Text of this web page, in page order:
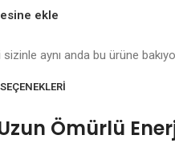
ekle
sizinle aynı anda bu ürüne
Ömürlü